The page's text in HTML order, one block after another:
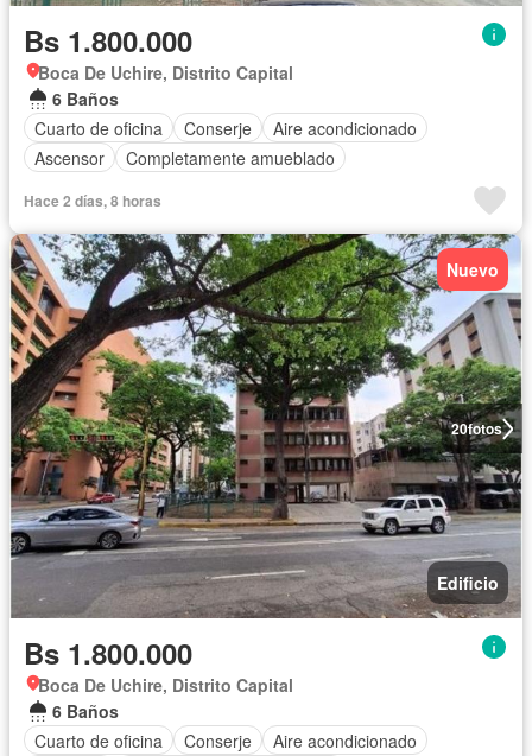
Bs 1.800.000
Boca De Uchire, Distrito Capital
6 Baños
Cuarto de oficina
Conserje
Aire acondicionado
Ascensor
Completamente amueblado
Hace 2 días, 8 horas
20fotos
Nuevo
Edificio
Bs 1.800.000
Boca De Uchire, Distrito Capital
6 Baños
Cuarto de oficina
Conserje
Aire acondicionado